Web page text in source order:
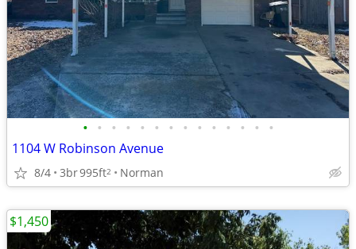
• • • • • • • • • • • • • •
1104 W Robinson Avenue
8/4 3br995ft2 Norman
$1,450